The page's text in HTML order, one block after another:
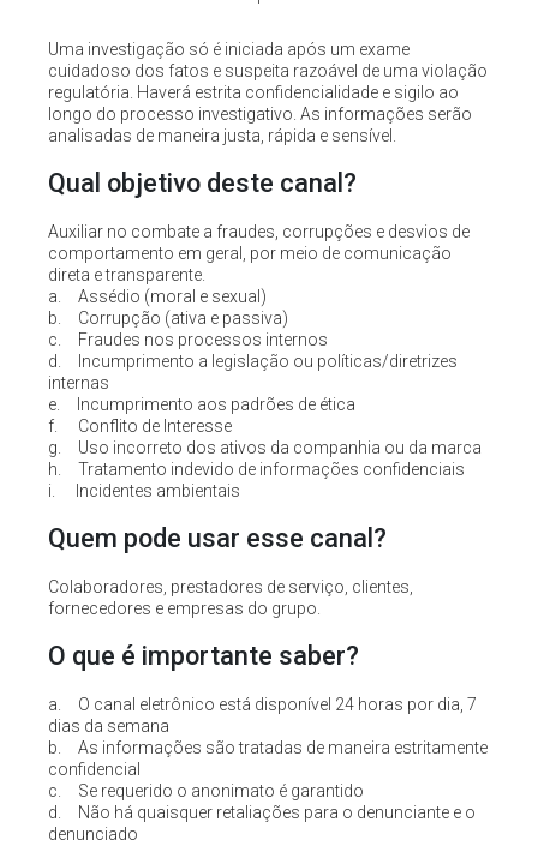
Uma investigação só é iniciada após um exame
cuidadoso dos fatos e suspeita razoável de uma violação
regulatória. Haverá estrita confidencialidade e sigilo ao
longo do processo investigativo. As informações serão
analisadas de maneira justa, rápida e sensível.
Qual objetivo deste canal?
Auxiliar no combate a fraudes, corrupções e desvios de
comportamento em geral, por meio de comunicação
direta e transparente.
a. Assédio (moral e sexual)
b. Corrupção (ativa e passiva)
c. Fraudes nos processos internos
d. Incumprimento a legislação ou políticas/diretrizes
internas
e. Incumprimento aos padrões de ética
f. Conflito de Interesse
g. Uso incorreto dos ativos da companhia ou da marca
h. Tratamento indevido de informações confidenciais
i. Incidentes ambientais
Quem pode usar esse canal?
Colaboradores, prestadores de serviço, clientes,
fornecedores e empresas do grupo.
O que é importante saber?
a. O canal eletrônico está disponível 24 horas por dia, 7
dias da semana
b. As informações são tratadas de maneira estritamente
confidencial
c. Se requerido o anonimato é garantido
d. Não há quaisquer retaliações para o denunciante e o
denunciado